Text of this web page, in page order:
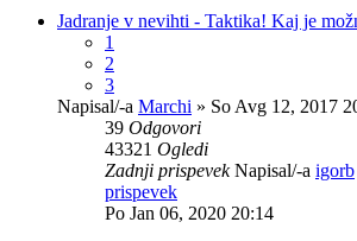
Jadranje v nevihti - Taktika! Kaj je
1
2
3
Napisal/-a Marchi » So Avg 12, 2017
39 Odgovori
43321 Ogledi
Zadnji prispevekNapisal/-a igorb
prispevek
Po Jan 06, 2020 20:14